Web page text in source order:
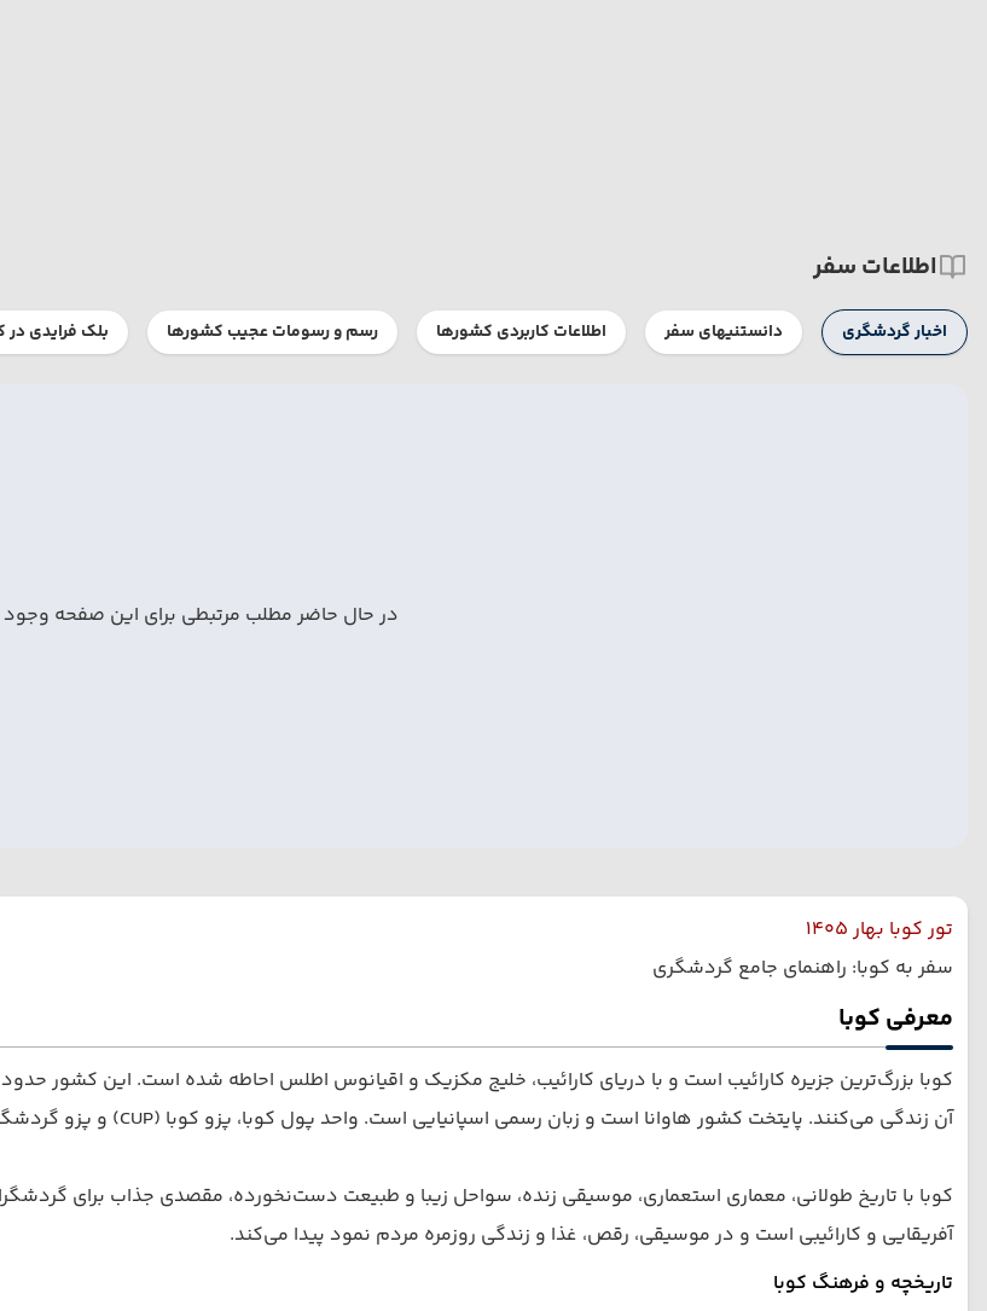
اطلاعات سفر
اخبار گردشگری دانستنیهای سفر اطلاعات کاربردی کشورها رسم و رسومات عجیب کشورها بلک فرایدی در
در حال حاضر مطلب مرتبطی برای این صفحه وجود
تور کوبا بهار 1405
سفر به کوبا: راهنمای جامع گردشگری
معرفی کوبا
آن زندگی می‌کنند. پایتخت کشور هاوانا است و زبان رسمی اسپانیایی است. واحد پول کوبا، پزو کوبا (CUP) و پزو گردشگری (CUC) است.
کوبا با تاریخ طولانی، معماری استعماری، موسیقی زنده، سواحل زیبا و طبیعت دست‌نخورده، مقصدی جذاب برای
آفریقایی و کارائیبی است و در موسیقی، رقص، غذا و زندگی روزمره مردم نمود پیدا می‌کند.
تاریخچه و فرهنگ کوبا